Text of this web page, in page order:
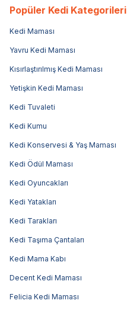
Popüler Kedi Kategorileri
Kedi Maması
Yavru Kedi Maması
Kısırlaştırılmış Kedi Maması
Yetişkin Kedi Maması
Kedi Tuvaleti
Kedi Kumu
Kedi Konservesi & Yaş Maması
Kedi Ödül Maması
Kedi Oyuncakları
Kedi Yatakları
Kedi Tarakları
Kedi Taşıma Çantaları
Kedi Mama Kabı
Decent Kedi Maması
Felicia Kedi Maması